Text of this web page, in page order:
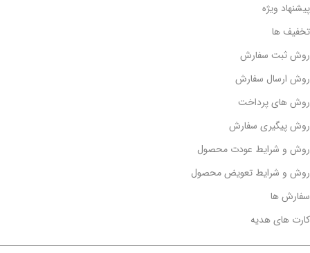
پیشنهاد ویژه
تخفیف ها
روش ثبت سفارش
روش ارسال سفارش
روش های پرداخت
روش پیگیری سفارش
روش و شرایط عودت محصول
روش و شرایط تعویض محصول
سفارش ها
کارت های هدیه